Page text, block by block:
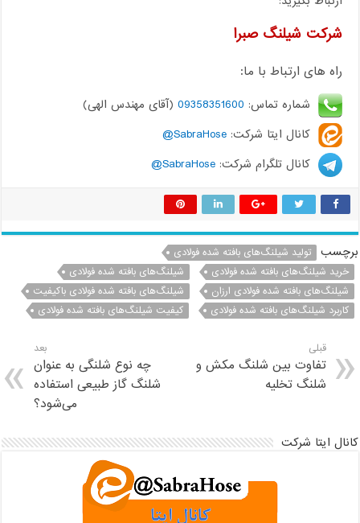
شرکت شیلنگ صبرا
راه های ارتباط با ما:
شماره تماس: 09358351600 (آقای مهندس الهی)
کانال ایتا شرکت:SabraHose@
کانال تلگرام شرکت:SabraHose@
برچسب
تولید شیلنگ‌های بافته شده فولادی
خرید شیلنگ‌های بافته شده فولادی
شیلنگ‌های بافته شده فولادی
شیلنگ‌های بافته شده فولادی ارزان
شیلنگ‌های بافته شده فولادی باکیفیت
کاربرد شیلنگ‌های بافته شده فولادی
کیفیت شیلنگ‌های بافته شده فولادی
قبلی
تفاوت بین شلنگ مکش و
شلنگ تخلیه
بعد
چه نوع شلنگی به عنوان
شلنگ گاز طبیعی استفاده
می‌شود؟
کانال ایتا شرکت